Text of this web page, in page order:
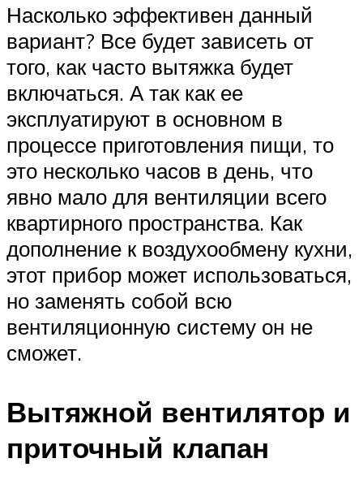
Насколько эффективен данный
вариант? Все будет зависеть от
того, как часто вытяжка будет
включаться. А так как ее
эксплуатируют в основном в
процессе приготовления пищи, то
это несколько часов в день, что
явно мало для вентиляции всего
квартирного пространства. Как
дополнение к воздухообмену кухни,
этот прибор может использоваться,
но заменять собой всю
вентиляционную систему он не
сможет.
Вытяжной вентилятор и
приточный клапан